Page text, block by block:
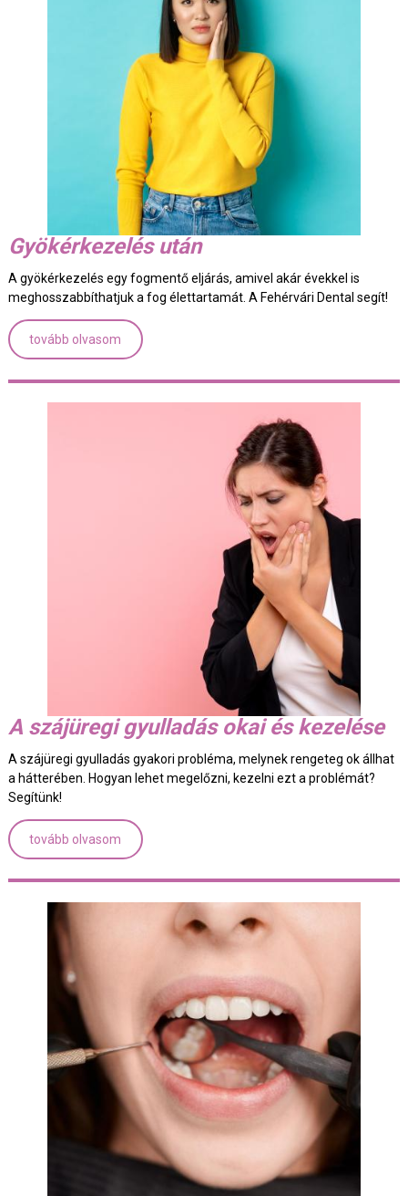
Gyökérkezelés után
A gyökérkezelés egy fogmentő eljárás, amivel akár évekkel is
meghosszabbíthatjuk a fog élettartamát. A Fehérvári Dental segít!
tovább olvasom
A szájüregi gyulladás okai és kezelése
A szájüregi gyulladás gyakori probléma, melynek rengeteg ok állhat
a hátterében. Hogyan lehet megelőzni, kezelni ezt a problémát?
Segítünk!
tovább olvasom